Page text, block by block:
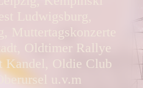
Ludwigsburg,
Muttertagskonzerte
Oldtimer Rallye
Kandel, Oldie Club
u.v.m